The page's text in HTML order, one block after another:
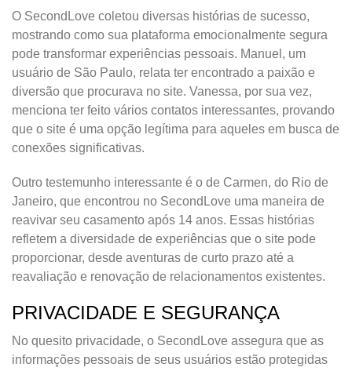
O SecondLove coletou diversas histórias de sucesso,
mostrando como sua plataforma emocionalmente segura
pode transformar experiências pessoais. Manuel, um
usuário de São Paulo, relata ter encontrado a paixão e
diversão que procurava no site. Vanessa, por sua vez,
menciona ter feito vários contatos interessantes, provando
que o site é uma opção legítima para aqueles em busca de
conexões significativas.
Outro testemunho interessante é o de Carmen, do Rio de
Janeiro, que encontrou no SecondLove uma maneira de
reavivar seu casamento após 14 anos. Essas histórias
refletem a diversidade de experiências que o site pode
proporcionar, desde aventuras de curto prazo até a
reavaliação e renovação de relacionamentos existentes.
PRIVACIDADE E SEGURANÇA
No quesito privacidade, o SecondLove assegura que as
informações pessoais de seus usuários estão protegidas